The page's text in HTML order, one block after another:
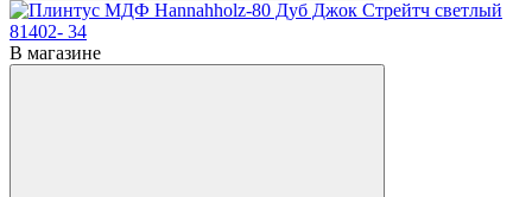
В магазине